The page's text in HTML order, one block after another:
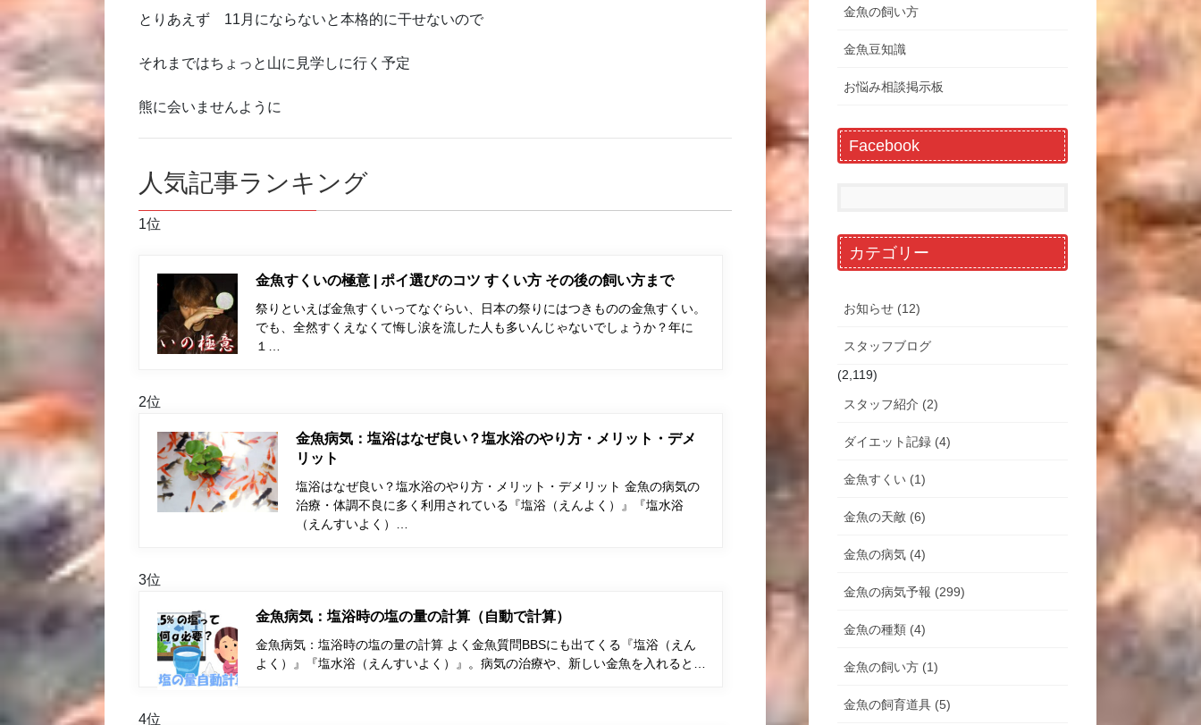
とりあえず 11月にならないと本格的に干せないので
それまではちょっと山に見学しに行く予定
熊に会いませんように
人気記事ランキング
1位
金魚すくいの極意 | ポイ選びのコツ すくい方 その後の飼い方まで
祭りといえば金魚すくいってなぐらい、日本の祭りにはつきものの金魚すくい。
でも、全然すくえなくて悔し涙を流した人も多いんじゃないでしょうか？年に
１…
2位
金魚病気：塩浴はなぜ良い？塩水浴のやり方・メリット・デメ
リット
塩浴はなぜ良い？塩水浴のやり方・メリット・デメリット 金魚の病気の
治療・体調不良に多く利用されている『塩浴（えんよく）』『塩水浴
（えんすいよく）…
3位
金魚病気：塩浴時の塩の量の計算（自動で計算）
金魚病気：塩浴時の塩の量の計算 よく金魚質問BBSにも出てくる『塩浴（えん
よく）』『塩水浴（えんすいよく）』。病気の治療や、新しい金魚を入れると…
4位
金魚の飼い方
金魚豆知識
お悩み相談掲示板
Facebook
カテゴリー
お知らせ (12)
スタッフブログ
(2,119)
スタッフ紹介 (2)
ダイエット記録 (4)
金魚すくい (1)
金魚の天敵 (6)
金魚の病気 (4)
金魚の病気予報 (299)
金魚の種類 (4)
金魚の飼い方 (1)
金魚の飼育道具 (5)